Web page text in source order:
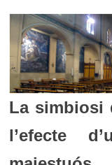
La simbiosi
l’efecte